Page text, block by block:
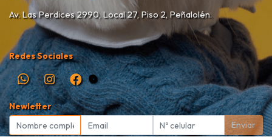
Av. Las Perdices 2990, Local 27, Piso 2, Peñalolén.
Redes Sociales
Newletter
Enviar